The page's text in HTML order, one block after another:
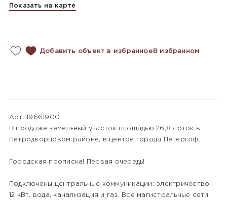
Показать на карте
Добавить объект в избранное В избранном
Арт. 19661900
В продаже земельный участок площадью 26,8 соток в
Петродворцовом районе, в центре города Петергоф.
Городская прописка! Первая очередь!
Подключены центральные коммуникации: электричество -
12 кВт, вода, канализация и газ. Все магистральные сети